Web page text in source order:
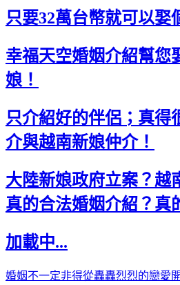
只要32萬台幣就可以娶
幸福天空婚姻介紹幫您
娘！
只介紹好的伴侶；真得
介與越南新娘仲介！
大陸新娘政府立案？越
真的合法婚姻介紹？真
加載中...
婚姻不一定非得從轟轟烈烈的戀愛